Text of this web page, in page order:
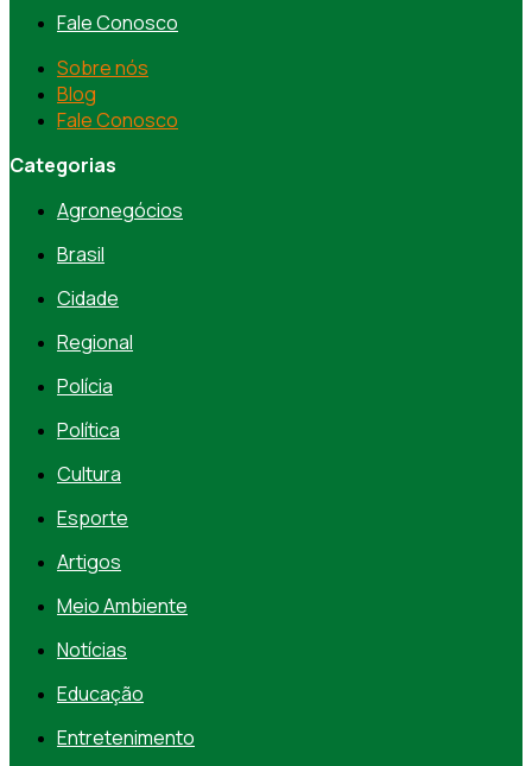
Fale Conosco
Sobre nós
Blog
Fale Conosco
Categorias
Agronegócios
Brasil
Cidade
Regional
Polícia
Política
Cultura
Esporte
Artigos
Meio Ambiente
Notícias
Educação
Entretenimento